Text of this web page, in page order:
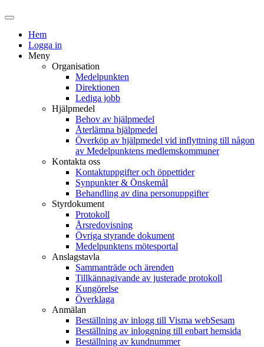
Hem
Logga in
Meny
Organisation
Medelpunkten
Direktionen
Lediga jobb
Hjälpmedel
Behov av hjälpmedel
Återlämna hjälpmedel
Överköp av hjälpmedel vid inflyttning till någon
av Medelpunktens medlemskommuner
Kontakta oss
Kontaktuppgifter och öppettider
Synpunkter & Önskemål
Behandling av dina personuppgifter
Styrdokument
Protokoll
Årsredovisning
Övriga styrande dokument
Medelpunktens mötesportal
Anslagstavla
Sammanträde och ärenden
Tillkännagivande av justerade protokoll
Kungörelse
Överklaga
Anmälan
Beställning av inlogg till Visma webSesam
Beställning av inloggning till enbart hemsida
Beställning av kundnummer